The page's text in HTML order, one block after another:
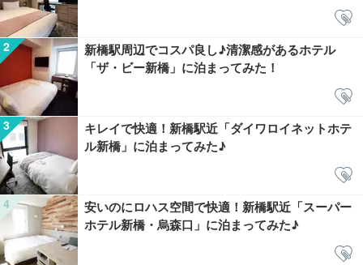
新橋駅周辺でコスパ良し♪清潔感があるホテル
「ザ・ビー新橋」に泊まってみた！
キレイで快適！新橋駅近「ダイワロイネットホテ
ル新橋」に泊まってみた♪
安いのにロハス空間で快適！新橋駅近「スーパー
ホテル新橋・烏森口」に泊まってみた♪